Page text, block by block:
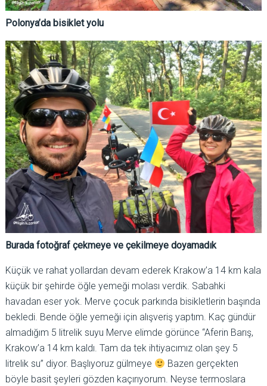
Polonya’da bisiklet yolu
Burada fotoğraf çekmeye ve çekilmeye doyamadık
Küçük ve rahat yollardan devam ederek Krakow’a 14 km kala
küçük bir şehirde öğle yemeği molası verdik. Sabahki
havadan eser yok. Merve çocuk parkında bisikletlerin başında
bekledi. Bende öğle yemeği için alışveriş yaptım. Kaç gündür
almadığım 5 litrelik suyu Merve elimde görünce “Aferin Barış,
Krakow’a 14 km kaldı. Tam da tek ihtiyacımız olan şey 5
litrelik su” diyor. Başlıyoruz gülmeye
Bazen gerçekten
böyle basit şeyleri gözden kaçırıyorum. Neyse termoslara